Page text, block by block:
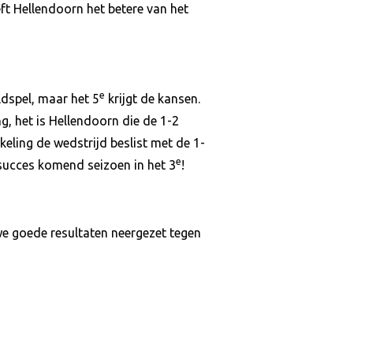
Hellendoorn het betere van het
maar het 5e krijgt de kansen.
het is Hellendoorn die de 1-2
de wedstrijd beslist met de 1-
komend seizoen in het 3e!
goede resultaten neergezet tegen